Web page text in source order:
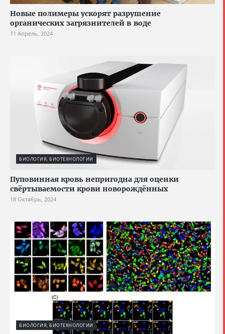
Новые полимеры ускорят разрушение
органических загрязнителей в воде
11 Апрель, 2024
БИОЛОГИЯ, БИОТЕХНОЛОГИИ
Пуповинная кровь непригодна для оценки
свёртываемости крови новорождённых
18 Октябрь, 2024
БИОЛОГИЯ, БИОТЕХНОЛОГИИ